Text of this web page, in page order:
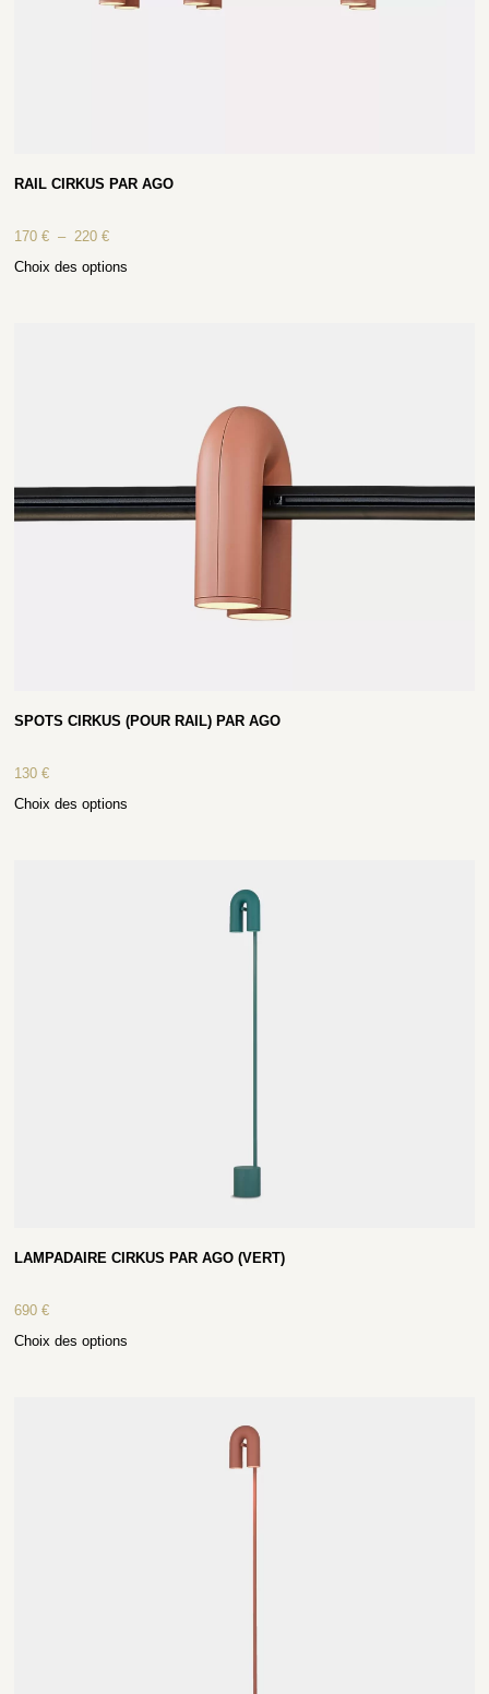
RAIL CIRKUS PAR AGO
170€ – 220€
Choix des options
SPOTS CIRKUS (POUR RAIL) PAR AGO
130€
Choix des options
LAMPADAIRE CIRKUS PAR AGO (VERT)
690€
Choix des options